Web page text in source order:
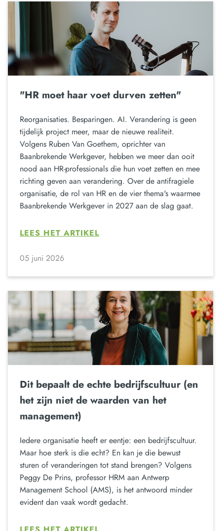
"HR moet haar voet durven zetten"
Reorganisaties. Besparingen. AI. Verandering is geen
tijdelijk project meer, maar de nieuwe realiteit.
Volgens Ruben Van Goethem, oprichter van
Baanbrekende Werkgever, hebben we meer dan ooit
nood aan HR-professionals die hun voet zetten en mee
richting geven aan verandering. Over de antifragiele
organisatie, de rol van HR en de vier thema's waarmee
Baanbrekende Werkgever in 2027 aan de slag gaat.
LEES HET ARTIKEL
05 juni 2026
Dit bepaalt de echte bedrijfscultuur (en
het zijn niet de waarden van het
management)
Iedere organisatie heeft er eentje: een bedrijfscultuur.
Maar hoe sterk is die echt? En kan je die bewust
sturen of veranderingen tot stand brengen? Volgens
Peggy De Prins, professor HRM aan Antwerp
Management School (AMS), is het antwoord minder
evident dan vaak wordt gedacht.